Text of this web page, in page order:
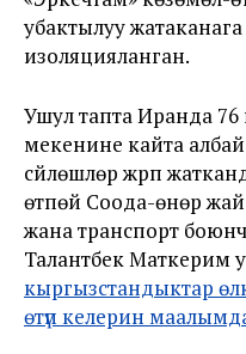
убактылуу
изоляцияланган.
Ушул тапта Иранда
мекенине кайта
сүйлөшүүлөр жүрүп
өтпөй Соода-өнөр
жана транспорт
Талантбек Маткерим
кыргызстандыктар
өтүп келерин